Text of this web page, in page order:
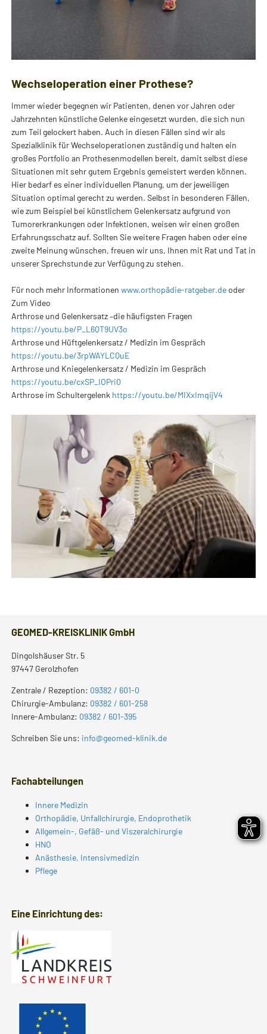
Wechseloperation einer Prothese?
Immer wieder begegnen wir Patienten, denen vor Jahren oder
Jahrzehnten künstliche Gelenke eingesetzt wurden, die sich nun
zum Teil gelockert haben. Auch in diesen Fällen sind wir als
Spezialklinik für Wechseloperationen zuständig und halten ein
großes Portfolio an Prothesenmodellen bereit, damit selbst diese
Situationen mit sehr gutem Ergebnis gemeistert werden können.
Hier bedarf es einer individuellen Planung, um der jeweiligen
Situation optimal gerecht zu werden. Selbst in besonderen Fällen,
wie zum Beispiel bei künstlichem Gelenkersatz aufgrund von
Tumorerkrankungen oder Infektionen, weisen wir einen großen
Erfahrungsschatz auf. Sollten Sie weitere Fragen haben oder eine
zweite Meinung wünschen, freuen wir uns, Ihnen mit Rat und Tat in
unserer Sprechstunde zur Verfügung zu stehen.
Für noch mehr Informationen www.orthopädie-ratgeber.deoder
Zum Video
Arthrose und Gelenkersatz –die häufigsten Fragen
https://youtu.be/P_L6QT9UV3o
Arthrose und Hüftgelenkersatz / Medizin im Gespräch
https://youtu.be/3rpWAYLCQuE
Arthrose und Kniegelenkersatz / Medizin im Gespräch
https://youtu.be/cxSP_IOPri0
Arthrose im Schultergelenk https://youtu.be/MIXxImqijV4
GEOMED-KREISKLINIK GmbH
Dingolshäuser Str. 5
97447 Gerolzhofen
Zentrale / Rezeption: 09382 / 601-0
Chirurgie-Ambulanz: 09382 / 601-258
Innere-Ambulanz: 09382 / 601-395
Schreiben Sie uns: info@geomed-klinik.de
Fachabteilungen
Innere Medizin
Orthopädie, Unfallchirurgie, Endoprothetik
Allgemein-, Gefäß- und Viszeralchirurgie
HNO
Anästhesie, Intensivmedizin
Pflege
Eine Einrichtung des: